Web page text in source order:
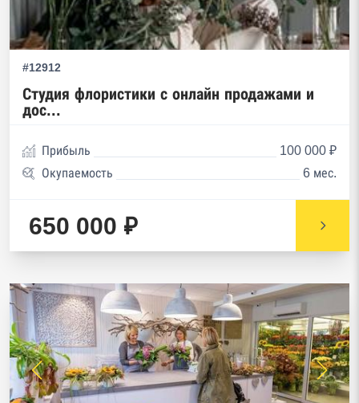
#12912
Студия флористики с онлайн продажами и
дос...
Прибыль
100 000 ₽
Окупаемость
6 мес.
650 000 ₽